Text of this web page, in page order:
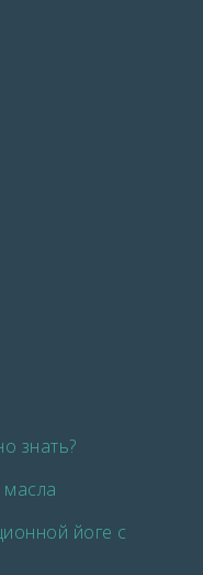
знать?
йоге с